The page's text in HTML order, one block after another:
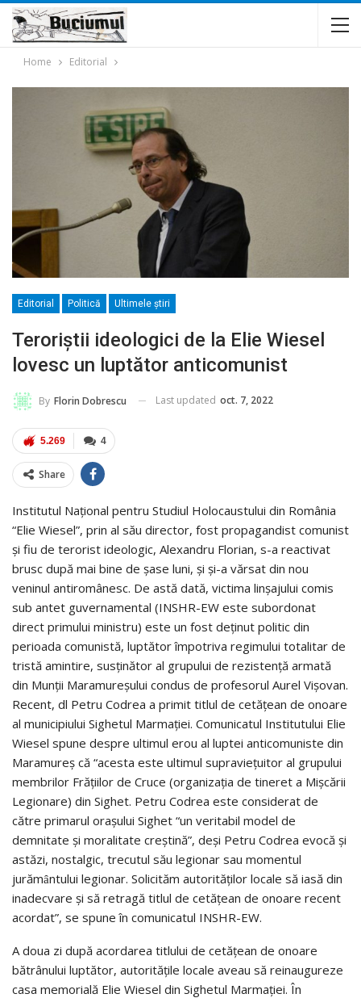
Home Editorial
Editorial Politică Ultimele ştiri
Teroriștii ideologici de la Elie Wiesel
lovesc un luptător anticomunist
By Florin Dobrescu Last updated oct. 7, 2022
4
5.269
Share
Institutul Național pentru Studiul Holocaustului din România
“Elie Wiesel”, prin al său director, fost propagandist comunist
și fiu de terorist ideologic, Alexandru Florian, s-a reactivat
brusc după mai bine de șase luni, și și-a vărsat din nou
veninul antiromânesc. De astă dată, victima linșajului comis
sub antet guvernamental (INSHR-EW este subordonat
direct primului ministru) este un fost deținut politic din
perioada comunistă, luptător împotriva regimului totalitar de
tristă amintire, susținător al grupului de rezistență armată
din Munții Maramureșului condus de profesorul Aurel Vișovan.
Recent, dl Petru Codrea a primit titlul de cetățean de onoare
al municipiului Sighetul Marmației. Comunicatul Institutului Elie
Wiesel spune despre ultimul erou al luptei anticomuniste din
Maramureș că “acesta este ultimul supraviețuitor al grupului
membrilor Frățiilor de Cruce (organizația de tineret a Mișcării
Legionare) din Sighet. Petru Codrea este considerat de
către primarul orașului Sighet “un veritabil model de
demnitate și moralitate creștină”, deși Petru Codrea evocă și
astăzi, nostalgic, trecutul său legionar sau momentul
jurămȃntului legionar. Solicităm autorităților locale să iasă din
inadecvare și să retragă titlul de cetățean de onoare recent
acordat”, se spune în comunicatul INSHR-EW.
A doua zi după acordarea titlului de cetățean de onoare
bătrânului luptător, autoritățile locale aveau să reinaugureze
casa memorială Elie Wiesel din Sighetul Marmației. În